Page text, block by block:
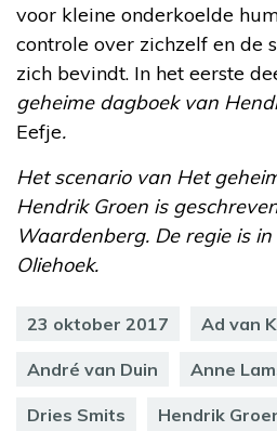
voor kleine onderkoelde
controle over zichzelf en de
zich bevindt. In het eerste
geheime dagboek van
Eefje.
Het scenario van Het
Hendrik Groen is
Waardenberg. De regie is
Oliehoek.
23 oktober 2017 Ad van
André van Duin Anne
Dries Smits Hendrik